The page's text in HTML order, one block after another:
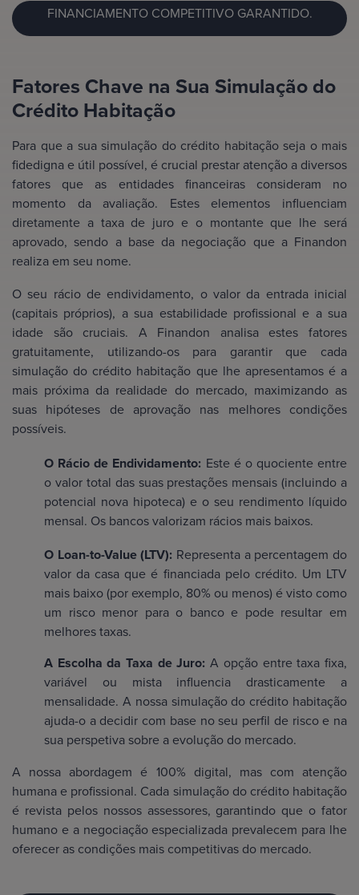
FINANCIAMENTO COMPETITIVO GARANTIDO.
Fatores Chave na Sua Simulação do
Crédito Habitação
Para que a sua simulação do crédito habitação seja o mais
fidedigna e útil possível, é crucial prestar atenção a diversos
fatores que as entidades financeiras consideram no
momento da avaliação. Estes elementos influenciam
diretamente a taxa de juro e o montante que lhe será
aprovado, sendo a base da negociação que a Finandon
realiza em seu nome.
O seu rácio de endividamento, o valor da entrada inicial
(capitais próprios), a sua estabilidade profissional e a sua
idade são cruciais. A Finandon analisa estes fatores
gratuitamente, utilizando-os para garantir que cada
simulação do crédito habitação que lhe apresentamos é a
mais próxima da realidade do mercado, maximizando as
suas hipóteses de aprovação nas melhores condições
possíveis.
O Rácio de Endividamento: Este é o quociente entre
o valor total das suas prestações mensais (incluindo a
potencial nova hipoteca) e o seu rendimento líquido
mensal. Os bancos valorizam rácios mais baixos.
O Loan-to-Value (LTV): Representa a percentagem do
valor da casa que é financiada pelo crédito. Um LTV
mais baixo (por exemplo, 80% ou menos) é visto como
um risco menor para o banco e pode resultar em
melhores taxas.
A Escolha da Taxa de Juro: A opção entre taxa fixa,
variável ou mista influencia drasticamente a
mensalidade. A nossa simulação do crédito habitação
ajuda-o a decidir com base no seu perfil de risco e na
sua perspetiva sobre a evolução do mercado.
A nossa abordagem é 100% digital, mas com atenção
humana e profissional. Cada simulação do crédito habitação
é revista pelos nossos assessores, garantindo que o fator
humano e a negociação especializada prevalecem para lhe
oferecer as condições mais competitivas do mercado.